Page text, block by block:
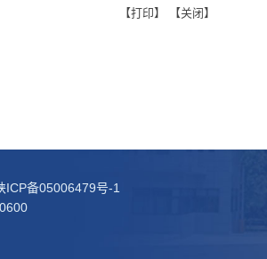
【打印】 【关闭 】
ICP备05006479号-1